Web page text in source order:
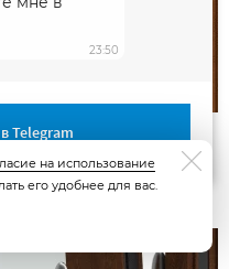
23:50
Telegram
на использование
его удобнее для вас.
Золотой дуб